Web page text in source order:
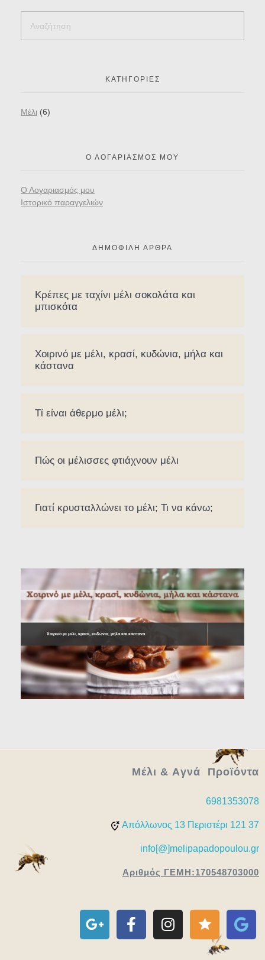
ΚΑΤΗΓΟΡΊΕΣ
Mέλι (6)
Ο ΛΟΓΑΡΙΑΣΜΌΣ ΜΟΥ
Ο Λογαριασμός μου
Ιστορικό παραγγελιών
ΔΗΜΟΦΙΛΉ ΆΡΘΡΑ
Κρέπες με ταχίνι μέλι σοκολάτα και
μπισκότα
Χοιρινό με μέλι, κρασί, κυδώνια, μήλα και
κάστανα
Τί είναι άθερμο μέλι;
Πώς οι μέλισσες φτιάχνουν μέλι
Γιατί κρυσταλλώνει το μέλι; Τι να κάνω;
Χοιρινό με μέλι, κρασί, κυδώνια, μήλα και κάστανα
Μέλι & Aγνά Προϊόντα
6981353078
Απόλλωνος 13 Περιστέρι 121 37
info[@]melipapadopoulou.gr
Αριθμός ΓΕΜΗ:170548703000